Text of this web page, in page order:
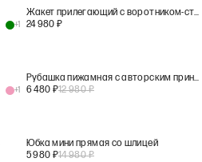
+1
Жакет прилегающий с воротником-стойкой
24 980 ₽
+1
Рубашка пижамная с авторским принтом
6 480 ₽12 980₽
Юбка мини прямая со шлицей
5 980 ₽14 980₽